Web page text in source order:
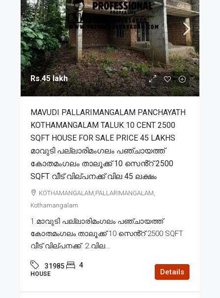
Rs.45 lakh
MAVUDI PALLARIMANGALAM PANCHAYATH
KOTHAMANGALAM TALUK 10 CENT 2500
SQFT HOUSE FOR SALE PRICE 45 LAKHS
മാവുടി പല്ലാരിമംഗലം പഞ്ചായത്ത്
കോതമംഗലം താലൂക്ക് 10 സെൻ്റ് 2500
SQFT വീട് വില്പനക്ക് വില 45 ലക്ഷം
KOTHAMANGALAM,PALLARIMANGALAM,
Kothamangalam
1.മാവുടി പല്ലാരിമംഗലം പഞ്ചായത്ത്
കോതമംഗലം താലൂക്ക് 10 സെൻ്റ് 2500 SQFT
വീട് വില്പനക്ക്. 2.വില...
31985 4
HOUSE Details